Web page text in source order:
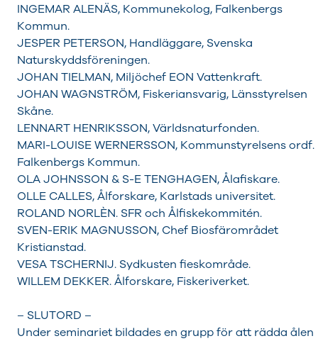
INGEMAR ALENÄS, Kommunekolog, Falkenbergs
Kommun.
JESPER PETERSON, Handläggare, Svenska
Naturskyddsföreningen.
JOHAN TIELMAN, Miljöchef EON Vattenkraft.
JOHAN WAGNSTRÖM, Fiskeriansvarig, Länsstyrelsen
Skåne.
LENNART HENRIKSSON, Världsnaturfonden.
MARI-LOUISE WERNERSSON, Kommunstyrelsens ordf.
Falkenbergs Kommun.
OLA JOHNSSON & S-E TENGHAGEN, Ålafiskare.
OLLE CALLES, Ålforskare, Karlstads universitet.
ROLAND NORLÈN. SFR och Ålfiskekommitén.
SVEN-ERIK MAGNUSSON, Chef Biosfärområdet
Kristianstad.
VESA TSCHERNIJ. Sydkusten fieskområde.
WILLEM DEKKER. Ålforskare, Fiskeriverket.
– SLUTORD –
Under seminariet bildades en grupp för att rädda ålen